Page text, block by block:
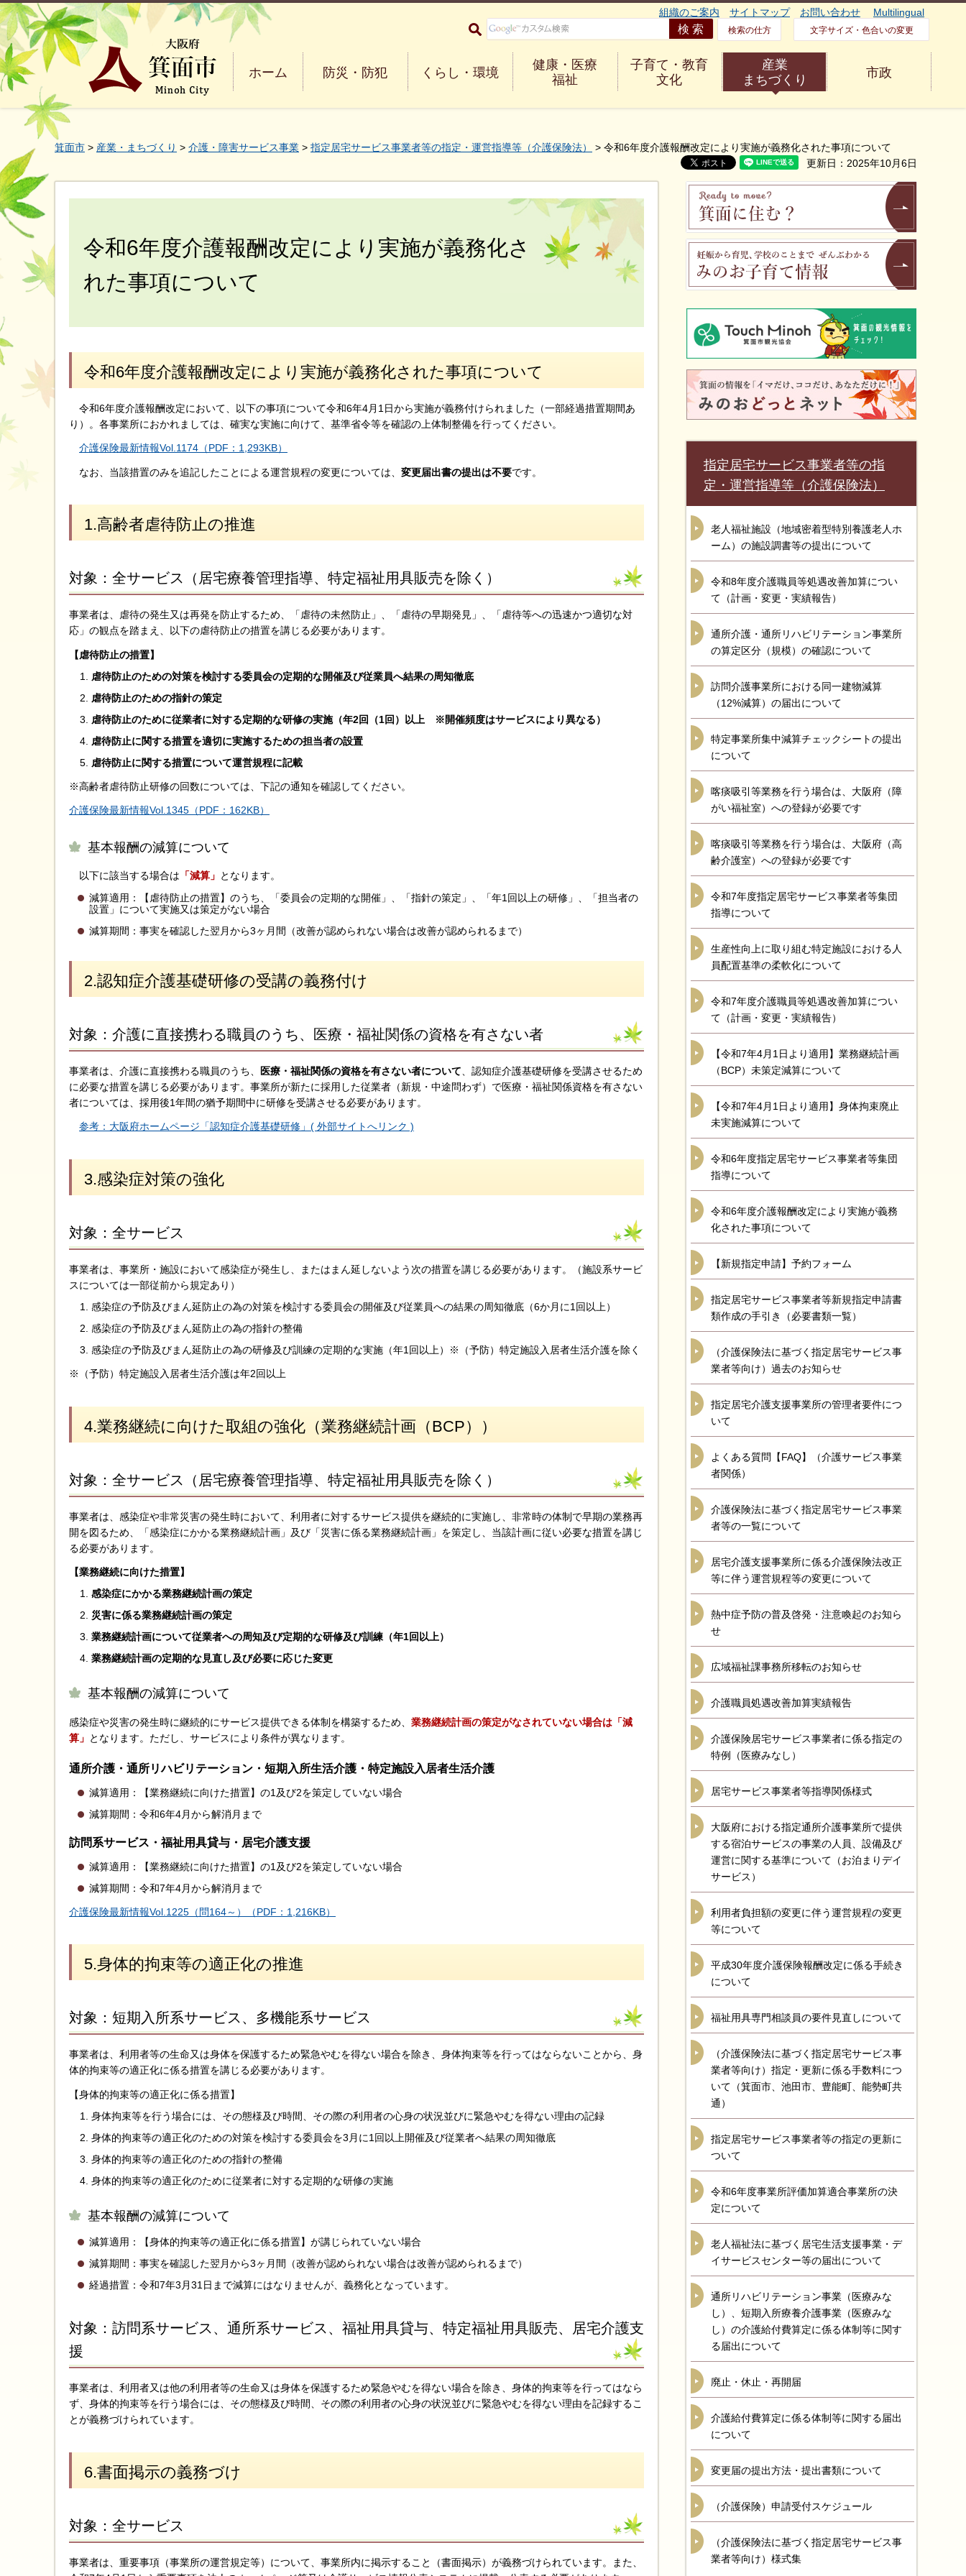
大阪府箕面市 Minoh City
組織のご案内 サイトマップ お問い合わせ Multilingual
検索の仕方 文字サイズ・色合いの変更
ホーム 防災・防犯 くらし・環境
健康・医療
福祉
子育て・教育
文化
産業
まちづくり
市政
箕面市 > 産業・まちづくり > 介護・障害サービス事業 > 指定居宅サービス事業者等の指定・運営指導等（介護保険法）
> 令和6年度介護報酬改定により実施が義務化された事項について
更新日：2025年10月6日
令和6年度介護報酬改定により実施が義務化さ
れた事項について
令和6年度介護報酬改定により実施が義務化された事項について
令和6年度介護報酬改定において、以下の事項について令和6年4月1日から実施が義務付けられました（一部経過措置期間あ
り）。各事業所におかれましては、確実な実施に向けて、基準省令等を確認の上体制整備を行ってください。
介護保険最新情報Vol.1174（PDF：1,293KB）
なお、当該措置のみを追記したことによる運営規程の変更については、 変更届出書の提出は不要です。
1.高齢者虐待防止の推進
対象：全サービス（居宅療養管理指導、特定福祉用具販売を除く）
事業者は、虐待の発生又は再発を防止するため、「虐待の未然防止」、「虐待の早期発見」、「虐待等への迅速かつ適切な対
応」の観点を踏まえ、以下の虐待防止の措置を講じる必要があります。
【虐待防止の措置】
虐待防止のための対策を検討する委員会の定期的な開催及び従業員へ結果の周知徹底
虐待防止のための指針の策定
虐待防止のために従業者に対する定期的な研修の実施（年2回（1回）以上 ※開催頻度はサービスにより異なる）
虐待防止に関する措置を適切に実施するための担当者の設置
虐待防止に関する措置について運営規程に記載
※高齢者虐待防止研修の回数については、下記の通知を確認してください。
介護保険最新情報Vol.1345（PDF：162KB）
基本報酬の減算について
以下に該当する場合は 「減算」 となります。
減算適用：【虐待防止の措置】のうち、「委員会の定期的な開催」、「指針の策定」、「年1回以上の研修」、「担当者の
設置」について実施又は策定がない場合
減算期間：事実を確認した翌月から3ヶ月間（改善が認められない場合は改善が認められるまで）
2.認知症介護基礎研修の受講の義務付け
対象：介護に直接携わる職員のうち、医療・福祉関係の資格を有さない者
事業者は、介護に直接携わる職員のうち、 医療・福祉関係の資格を有さない者について、認知症介護基礎研修を受講させるため
に必要な措置を講じる必要があります。事業所が新たに採用した従業者（新規・中途問わず）で医療・福祉関係資格を有さない
者については、採用後1年間の猶予期間中に研修を受講させる必要があります。
参考：大阪府ホームページ「認知症介護基礎研修」( 外部サイトへリンク )
3.感染症対策の強化
対象：全サービス
事業者は、事業所・施設において感染症が発生し、またはまん延しないよう次の措置を講じる必要があります。（施設系サービ
スについては一部従前から規定あり）
感染症の予防及びまん延防止の為の対策を検討する委員会の開催及び従業員への結果の周知徹底（6か月に1回以上）
感染症の予防及びまん延防止の為の指針の整備
感染症の予防及びまん延防止の為の研修及び訓練の定期的な実施（年1回以上）※（予防）特定施設入居者生活介護を除く
※（予防）特定施設入居者生活介護は年2回以上
4.業務継続に向けた取組の強化（業務継続計画（BCP））
対象：全サービス（居宅療養管理指導、特定福祉用具販売を除く）
事業者は、感染症や非常災害の発生時において、利用者に対するサービス提供を継続的に実施し、非常時の体制で早期の業務再
開を図るため、「感染症にかかる業務継続計画」及び「災害に係る業務継続計画」を策定し、当該計画に従い必要な措置を講じ
る必要があります。
【業務継続に向けた措置】
感染症にかかる業務継続計画の策定
災害に係る業務継続計画の策定
業務継続計画について従業者への周知及び定期的な研修及び訓練（年1回以上）
業務継続計画の定期的な見直し及び必要に応じた変更
基本報酬の減算について
感染症や災害の発生時に継続的にサービス提供できる体制を構築するため、 業務継続計画の策定がなされていない場合は「減
算」 となります。ただし、サービスにより条件が異なります。
通所介護・通所リハビリテーション・短期入所生活介護・特定施設入居者生活介護
減算適用：【業務継続に向けた措置】の1及び2を策定していない場合
減算期間：令和6年4月から解消月まで
訪問系サービス・福祉用具貸与・居宅介護支援
減算適用：【業務継続に向けた措置】の1及び2を策定していない場合
減算期間：令和7年4月から解消月まで
介護保険最新情報Vol.1225（問164～）（PDF：1,216KB）
5.身体的拘束等の適正化の推進
対象：短期入所系サービス、多機能系サービス
事業者は、利用者等の生命又は身体を保護するため緊急やむを得ない場合を除き、身体拘束等を行ってはならないことから、身
体的拘束等の適正化に係る措置を講じる必要があります。
【身体的拘束等の適正化に係る措置】
身体拘束等を行う場合には、その態様及び時間、その際の利用者の心身の状況並びに緊急やむを得ない理由の記録
身体的拘束等の適正化のための対策を検討する委員会を3月に1回以上開催及び従業者へ結果の周知徹底
身体的拘束等の適正化のための指針の整備
身体的拘束等の適正化のために従業者に対する定期的な研修の実施
基本報酬の減算について
減算適用：【身体的拘束等の適正化に係る措置】が講じられていない場合
減算期間：事実を確認した翌月から3ヶ月間（改善が認められない場合は改善が認められるまで）
経過措置：令和7年3月31日まで減算にはなりませんが、義務化となっています。
対象：訪問系サービス、通所系サービス、福祉用具貸与、特定福祉用具販売、居宅介護支
援
事業者は、利用者又は他の利用者等の生命又は身体を保護するため緊急やむを得ない場合を除き、身体的拘束等を行ってはなら
ず、身体的拘束等を行う場合には、その態様及び時間、その際の利用者の心身の状況並びに緊急やむを得ない理由を記録するこ
とが義務づけられています。
6.書面掲示の義務づけ
対象：全サービス
事業者は、重要事項（事業所の運営規定等）について、事業所内に掲示すること（書面掲示）が義務づけられています。また、
指定居宅サービス事業者等の指
定・運営指導等（介護保険法）
老人福祉施設（地域密着型特別養護老人ホ
ーム）の施設調書等の提出について
令和8年度介護職員等処遇改善加算につい
て（計画・変更・実績報告）
通所介護・通所リハビリテーション事業所
の算定区分（規模）の確認について
訪問介護事業所における同一建物減算
（12%減算）の届出について
特定事業所集中減算チェックシートの提出
について
喀痰吸引等業務を行う場合は、大阪府（障
がい福祉室）への登録が必要です
喀痰吸引等業務を行う場合は、大阪府（高
齢介護室）への登録が必要です
令和7年度指定居宅サービス事業者等集団
指導について
生産性向上に取り組む特定施設における人
員配置基準の柔軟化について
令和7年度介護職員等処遇改善加算につい
て（計画・変更・実績報告）
【令和7年4月1日より適用】業務継続計画
（BCP）未策定減算について
【令和7年4月1日より適用】身体拘束廃止
未実施減算について
令和6年度指定居宅サービス事業者等集団
指導について
令和6年度介護報酬改定により実施が義務
化された事項について
【新規指定申請】予約フォーム
指定居宅サービス事業者等新規指定申請書
類作成の手引き（必要書類一覧）
（介護保険法に基づく指定居宅サービス事
業者等向け）過去のお知らせ
指定居宅介護支援事業所の管理者要件につ
いて
よくある質問【FAQ】（介護サービス事業
者関係）
介護保険法に基づく指定居宅サービス事業
者等の一覧について
居宅介護支援事業所に係る介護保険法改正
等に伴う運営規程等の変更について
熱中症予防の普及啓発・注意喚起のお知ら
せ
広域福祉課事務所移転のお知らせ
介護職員処遇改善加算実績報告
介護保険居宅サービス事業者に係る指定の
特例（医療みなし）
居宅サービス事業者等指導関係様式
大阪府における指定通所介護事業所で提供
する宿泊サービスの事業の人員、設備及び
運営に関する基準について（お泊まりデイ
サービス）
利用者負担額の変更に伴う運営規程の変更
等について
平成30年度介護保険報酬改定に係る手続き
について
福祉用具専門相談員の要件見直しについて
（介護保険法に基づく指定居宅サービス事
業者等向け）指定・更新に係る手数料につ
いて（箕面市、池田市、豊能町、能勢町共
通）
指定居宅サービス事業者等の指定の更新に
ついて
令和6年度事業所評価加算適合事業所の決
定について
老人福祉法に基づく居宅生活支援事業・デ
イサービスセンター等の届出について
通所リハビリテーション事業（医療みな
し）、短期入所療養介護事業（医療みな
し）の介護給付費算定に係る体制等に関す
る届出について
廃止・休止・再開届
介護給付費算定に係る体制等に関する届出
について
変更届の提出方法・提出書類について
（介護保険）申請受付スケジュール
（介護保険法に基づく指定居宅サービス事
業者等向け）様式集